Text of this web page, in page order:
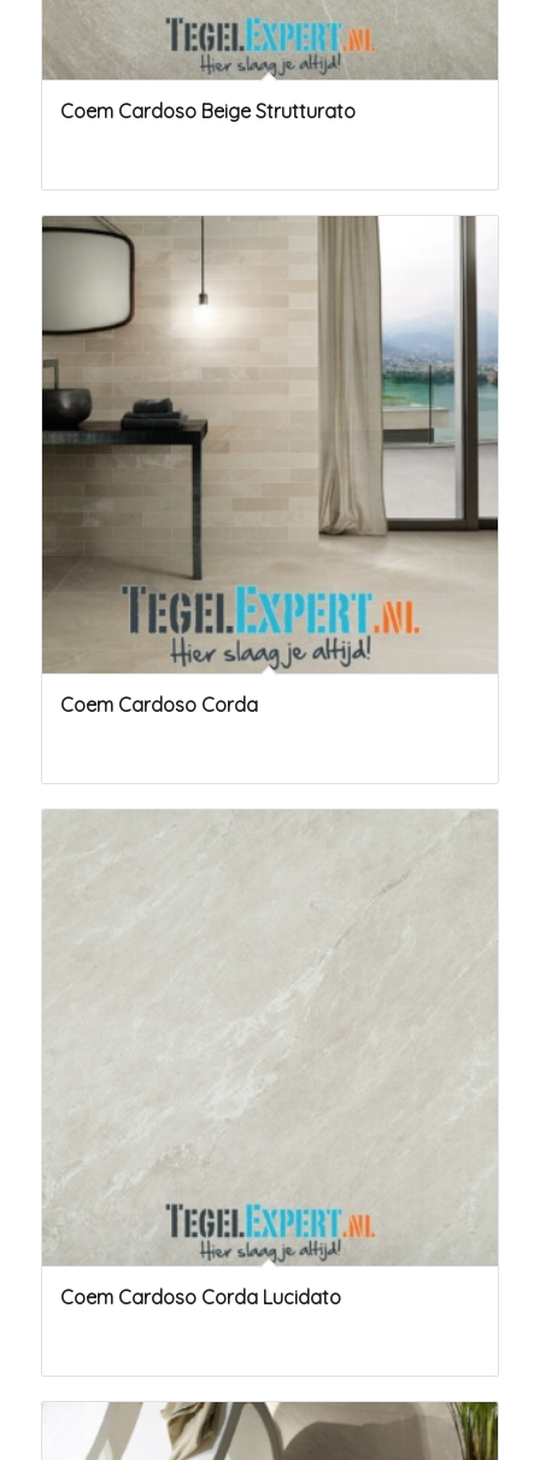
Coem Cardoso Beige Strutturato
Coem Cardoso Corda
Coem Cardoso Corda Lucidato